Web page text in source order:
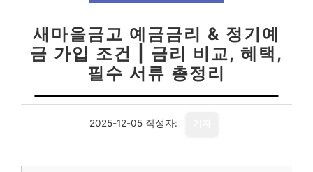
새마을금고 예금금리 & 정기예
금 가입 조건 | 금리 비교, 혜택,
필수 서류 총정리
2025-12-05 작성자: